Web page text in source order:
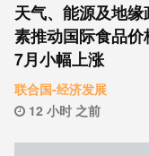
天气、能源及地缘
素推动国际食品价
7月小幅上涨
联合国-经济发展
12 小时 之前